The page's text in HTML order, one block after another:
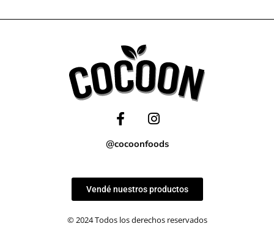
@cocoonfoods
Vendé nuestros productos
© 2024 Todos los derechos reservados